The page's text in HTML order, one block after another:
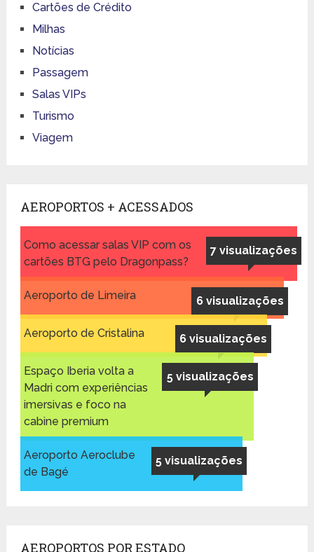
Cartões de Crédito
Milhas
Notícias
Passagem
Salas VIPs
Turismo
Viagem
AEROPORTOS + ACESSADOS
7 visualizações
Como acessar salas VIP com os
cartões BTG pelo Dragonpass?
6 visualizações
Aeroporto de Limeira
6 visualizações
Aeroporto de Cristalina
5 visualizações
Espaço Iberia volta a
Madri com experiências
imersivas e foco na
cabine premium
5 visualizações
Aeroporto Aeroclube
de Bagé
AEROPORTOS POR ESTADO